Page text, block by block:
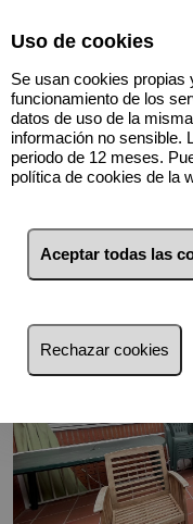
Volver
Uso de cookies
Se usan cookies propias
funcionamiento de los
datos de uso de la
información no sensible.
periodo de 12 meses.
política de cookies de la
Aceptar todas las
Rechazar cookies